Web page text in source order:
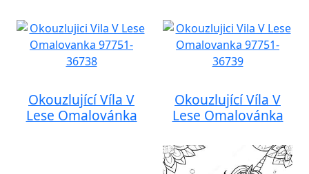
Okouzlující Víla V
Lese Omalovánka
Okouzlující Víla V
Lese Omalovánka